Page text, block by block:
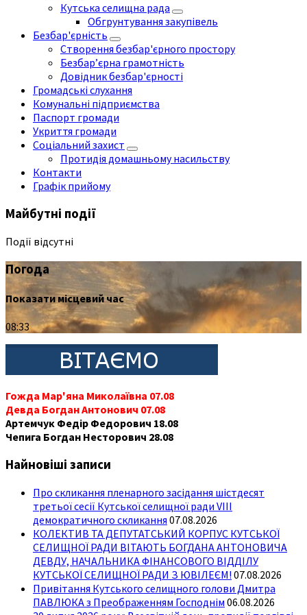
Кутська селищна рада
Обгрунтування закупівель
Безбар'єрність
Створення безбар'єрного простору
Безбар’єрна грамотність
Довідник безбар'єрності
Громадські слухання
Комунальні підприємства
Паспорт громади
Укриття громади
Соціальний захист
Протидія домашньому насильству
Контакти
Графік прийому
Майбутні події
Події відсутні
Погода
Показати місцевий час
08:33
Гожда Мар'яна Миколаївна 07.08
Девда Богдан Антонович 07.08
Артемчук Федір Федорович 18.08
Чепига Богдан Несторович 28.08
Найновіші записи
Про скликання пленарного засідання шістдесят
третьої сесії Кутської селищної ради VIII
демократичного скликання 07.08.2026
КОЛЕКТИВ ТА ДЕПУТАТСЬКИЙ КОРПУС КУТСЬКОЇ
СЕЛИЩНОЇ РАДИ ВІТАЮТЬ БОГДАНА АНТОНОВИЧА
ДЕВДУ, НАЧАЛЬНИКА ФІНАНСОВОГО ВІДДІЛУ
КУТСЬКОЇ СЕЛИЩНОЇ РАДИ З ЮВІЛЕЄМ! 07.08.2026
Привітання Кутського селищного голови Дмитра
ПАВЛЮКА з Преображенням Господнім 06.08.2026